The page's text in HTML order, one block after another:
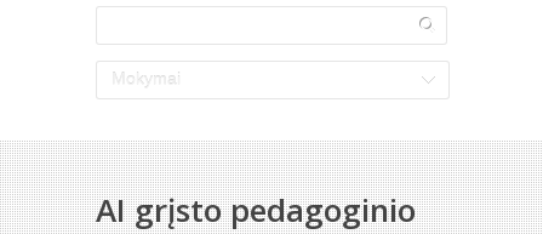
Mokymai
AI grįsto pedagoginio